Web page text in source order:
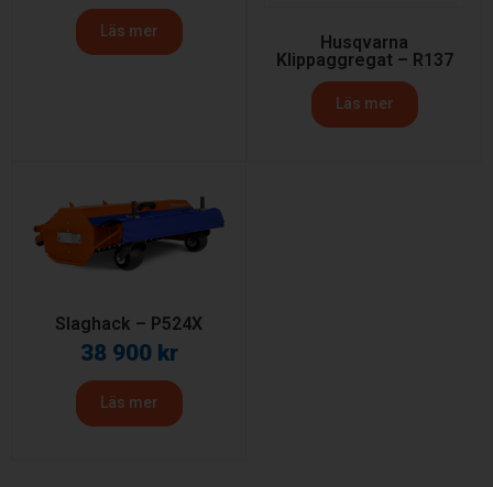
Läs mer
Husqvarna
Klippaggregat – R137
Läs mer
Slaghack – P524X
38 900 kr
Läs mer